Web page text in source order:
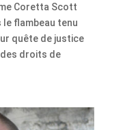
Coretta Scott
le flambeau tenu
quête de justice
droits de